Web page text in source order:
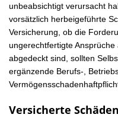
unbeabsichtigt verursacht
vorsätzlich herbeigeführte
Versicherung, ob die
ungerechtfertigte
abgedeckt sind, sollten
ergänzende Berufs-,
Versicherte Schäden